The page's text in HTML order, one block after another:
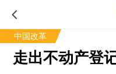
中国改革
走出不动产登